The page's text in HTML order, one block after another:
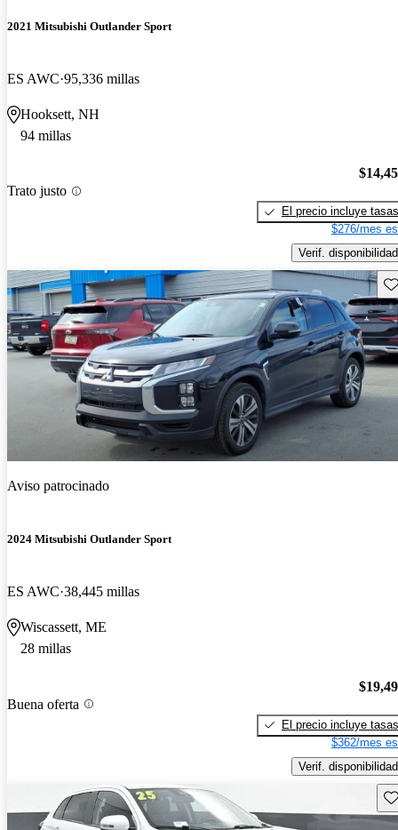
2021 Mitsubishi Outlander Sport
ES AWC 95,336 millas
Hooksett, NH
94 millas
Trato justo
El precio incluye tasas
$276/mes
Verif. disponibilidad
Aviso patrocinado
2024 Mitsubishi Outlander Sport
ES AWC 38,445 millas
Wiscassett, ME
28 millas
Buena oferta
El precio incluye tasas
$362/mes
Verif. disponibilidad